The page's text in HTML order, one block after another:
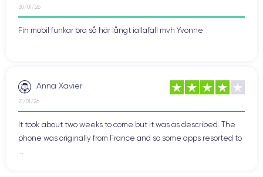
30/01/26
Fin mobil funkar bra så här långt iallafall mvh Yvonne
Anna Xavier
21/01/26
It took about two weeks to come but it was as described. The
phone was originally from France and so some apps resorted to